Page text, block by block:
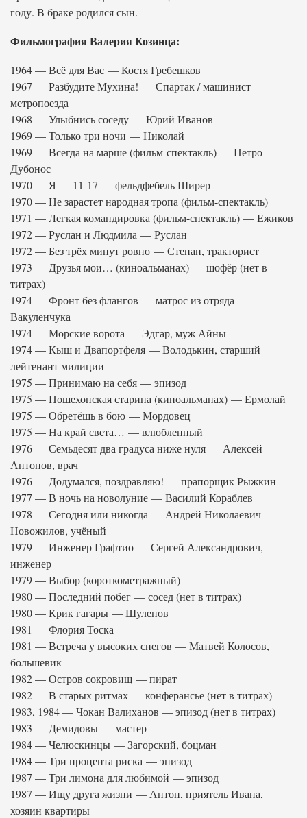
году. В браке родился сын.
Фильмография Валерия Козинца:
1964 — Всё для Вас — Костя Гребешков
1967 — Разбудите Мухина! — Спартак / машинист
метропоезда
1968 — Улыбнись соседу — Юрий Иванов
1969 — Только три ночи — Николай
1969 — Всегда на марше (фильм-спектакль) — Петро
Дубонос
1970 — Я — 11-17 — фельдфебель Ширер
1970 — Не зарастет народная тропа (фильм-спектакль)
1971 — Легкая командировка (фильм-спектакль) — Ежиков
1972 — Руслан и Людмила — Руслан
1972 — Без трёх минут ровно — Степан, тракторист
1973 — Друзья мои… (киноальманах) — шофёр (нет в
титрах)
1974 — Фронт без флангов — матрос из отряда
Вакуленчука
1974 — Морские ворота — Эдгар, муж Айны
1974 — Кыш и Двапортфеля — Володькин, старший
лейтенант милиции
1975 — Принимаю на себя — эпизод
1975 — Пошехонская старина (киноальманах) — Ермолай
1975 — Обретёшь в бою — Мордовец
1975 — На край света… — влюбленный
1976 — Семьдесят два градуса ниже нуля — Алексей
Антонов, врач
1976 — Додумался, поздравляю! — прапорщик Рыжкин
1977 — В ночь на новолуние — Василий Кораблев
1978 — Сегодня или никогда — Андрей Николаевич
Новожилов, учёный
1979 — Инженер Графтио — Сергей Александрович,
инженер
1979 — Выбор (короткометражный)
1980 — Последний побег — сосед (нет в титрах)
1980 — Крик гагары — Шулепов
1981 — Флория Тоска
1981 — Встреча у высоких снегов — Матвей Колосов,
большевик
1982 — Остров сокровищ — пират
1982 — В старых ритмах — конферансье (нет в титрах)
1983, 1984 — Чокан Валиханов — эпизод (нет в титрах)
1983 — Демидовы — мастер
1984 — Челюскинцы — Загорский, боцман
1984 — Три процента риска — эпизод
1987 — Три лимона для любимой — эпизод
1987 — Ищу друга жизни — Антон, приятель Ивана,
хозяин квартиры